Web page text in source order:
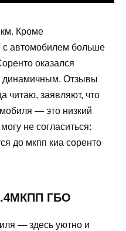
км. Кроме
с автомобилем больше
оказался
динамичным. Отзывы
читаю, заявляют, что
— это низкий
не согласиться:
до мкпп киа соренто
ГБО
— здесь уютно и